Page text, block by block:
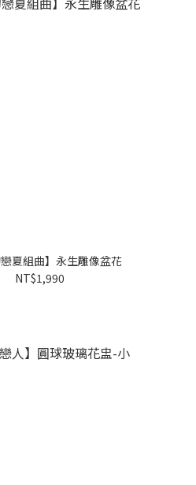
戀夏組曲】永生雕像盆花
NT$1,990